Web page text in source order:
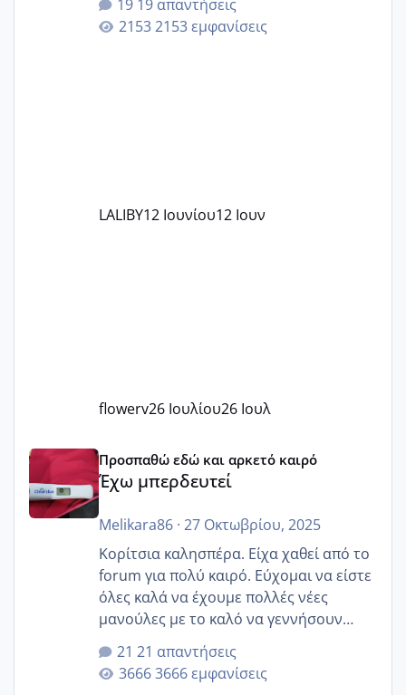
επιιτυχία? έκανα στο υγεία με τον
ζερβομανωλάκη (δεν το εψαξε καθόλου
19 απαντήσεις
2153 εμφανίσεις
LALIBY12 Ιουνίου12 Ιουν
flowerv26 Ιουλίου26 Ιουλ
Έχω μπερδευτεί
Προσπαθώ εδώ και αρκετό καιρό
Έχω μπερδευτεί
Melikara86· 27 Οκτωβρίου, 2025
Κορίτσια καλησπέρα. Είχα χαθεί από το
forum για πολύ καιρό. Εύχομαι να είστε
όλες καλά να έχουμε πολλές νέες
μανούλες με το καλό να γεννήσουν
αυτές που ήδη περιμένουν. Να πάρουν
γερα μωράκια στην αγκαλίτσα τους
🙏🏼🙏🏼 Ας πάμε λοιπόν στο θέμα μου.
21 απαντήσεις
3666 εμφανίσεις